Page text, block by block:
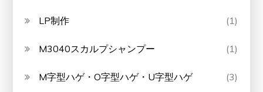
LP制作 (1)
M3040スカルプシャンプー (1)
M字型ハゲ・O字型ハゲ・U字型ハゲ (3)